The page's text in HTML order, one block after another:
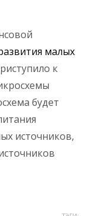
малых
к
будет
источников,